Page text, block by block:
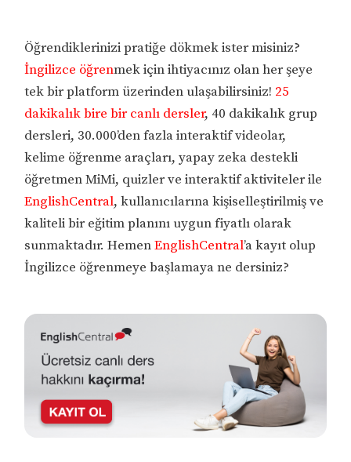
Öğrendiklerinizi pratiğe dökmek ister misiniz?
İngilizce öğrenmek için ihtiyacınız olan her şeye
tek bir platform üzerinden ulaşabilirsiniz! 25
dakikalık bire bir canlı dersler, 40 dakikalık grup
dersleri, 30.000’den fazla interaktif videolar,
kelime öğrenme araçları, yapay zeka destekli
öğretmen MiMi, quizler ve interaktif aktiviteler ile
EnglishCentral, kullanıcılarına kişiselleştirilmiş ve
kaliteli bir eğitim planını uygun fiyatlı olarak
sunmaktadır. HemenEnglishCentral’a kayıt olup
İngilizce öğrenmeye başlamaya ne dersiniz?